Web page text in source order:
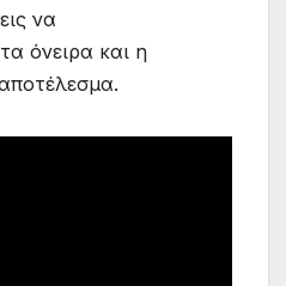
να
όνειρα και η